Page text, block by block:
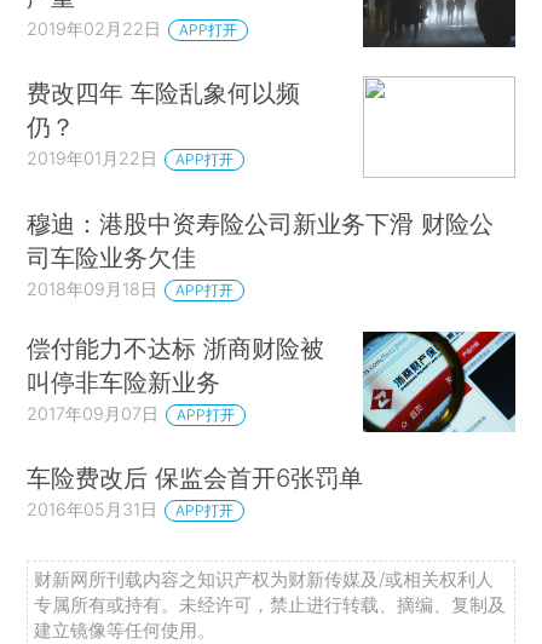
2019年02月22日 APP打开
费改四年 车险乱象何以频
仍？
2019年01月22日 APP打开
穆迪：港股中资寿险公司新业务下滑 财险公
司车险业务欠佳
2018年09月18日 APP打开
偿付能力不达标 浙商财险被
叫停非车险新业务
2017年09月07日 APP打开
车险费改后 保监会首开6张罚单
2016年05月31日 APP打开
财新网所刊载内容之知识产权为财新传媒及/或相关权利人
专属所有或持有。未经许可，禁止进行转载、摘编、复制及
建立镜像等任何使用。